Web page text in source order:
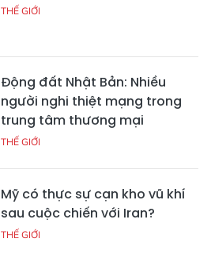
THẾ GIỚI
Động đất Nhật Bản: Nhiều
người nghi thiệt mạng trong
trung tâm thương mại
THẾ GIỚI
Mỹ có thực sự cạn kho vũ khí
sau cuộc chiến với Iran?
THẾ GIỚI